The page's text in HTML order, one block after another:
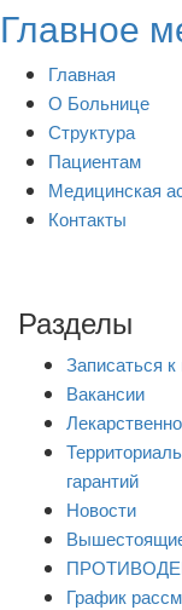
content
Главное
Главная
О Больнице
Структура
Пациентам
Медицинская
Контакты
Разделы
Записаться к
Вакансии
гарантий
Новости
График